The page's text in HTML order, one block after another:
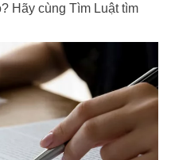
Hãy cùng Tìm Luật tìm